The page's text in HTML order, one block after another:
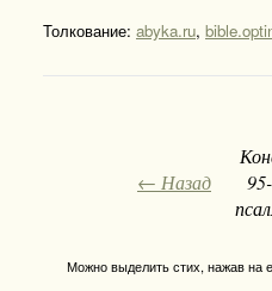
Толкование: abyka.ru,
← Назад
Можно выделить стих, нажав на